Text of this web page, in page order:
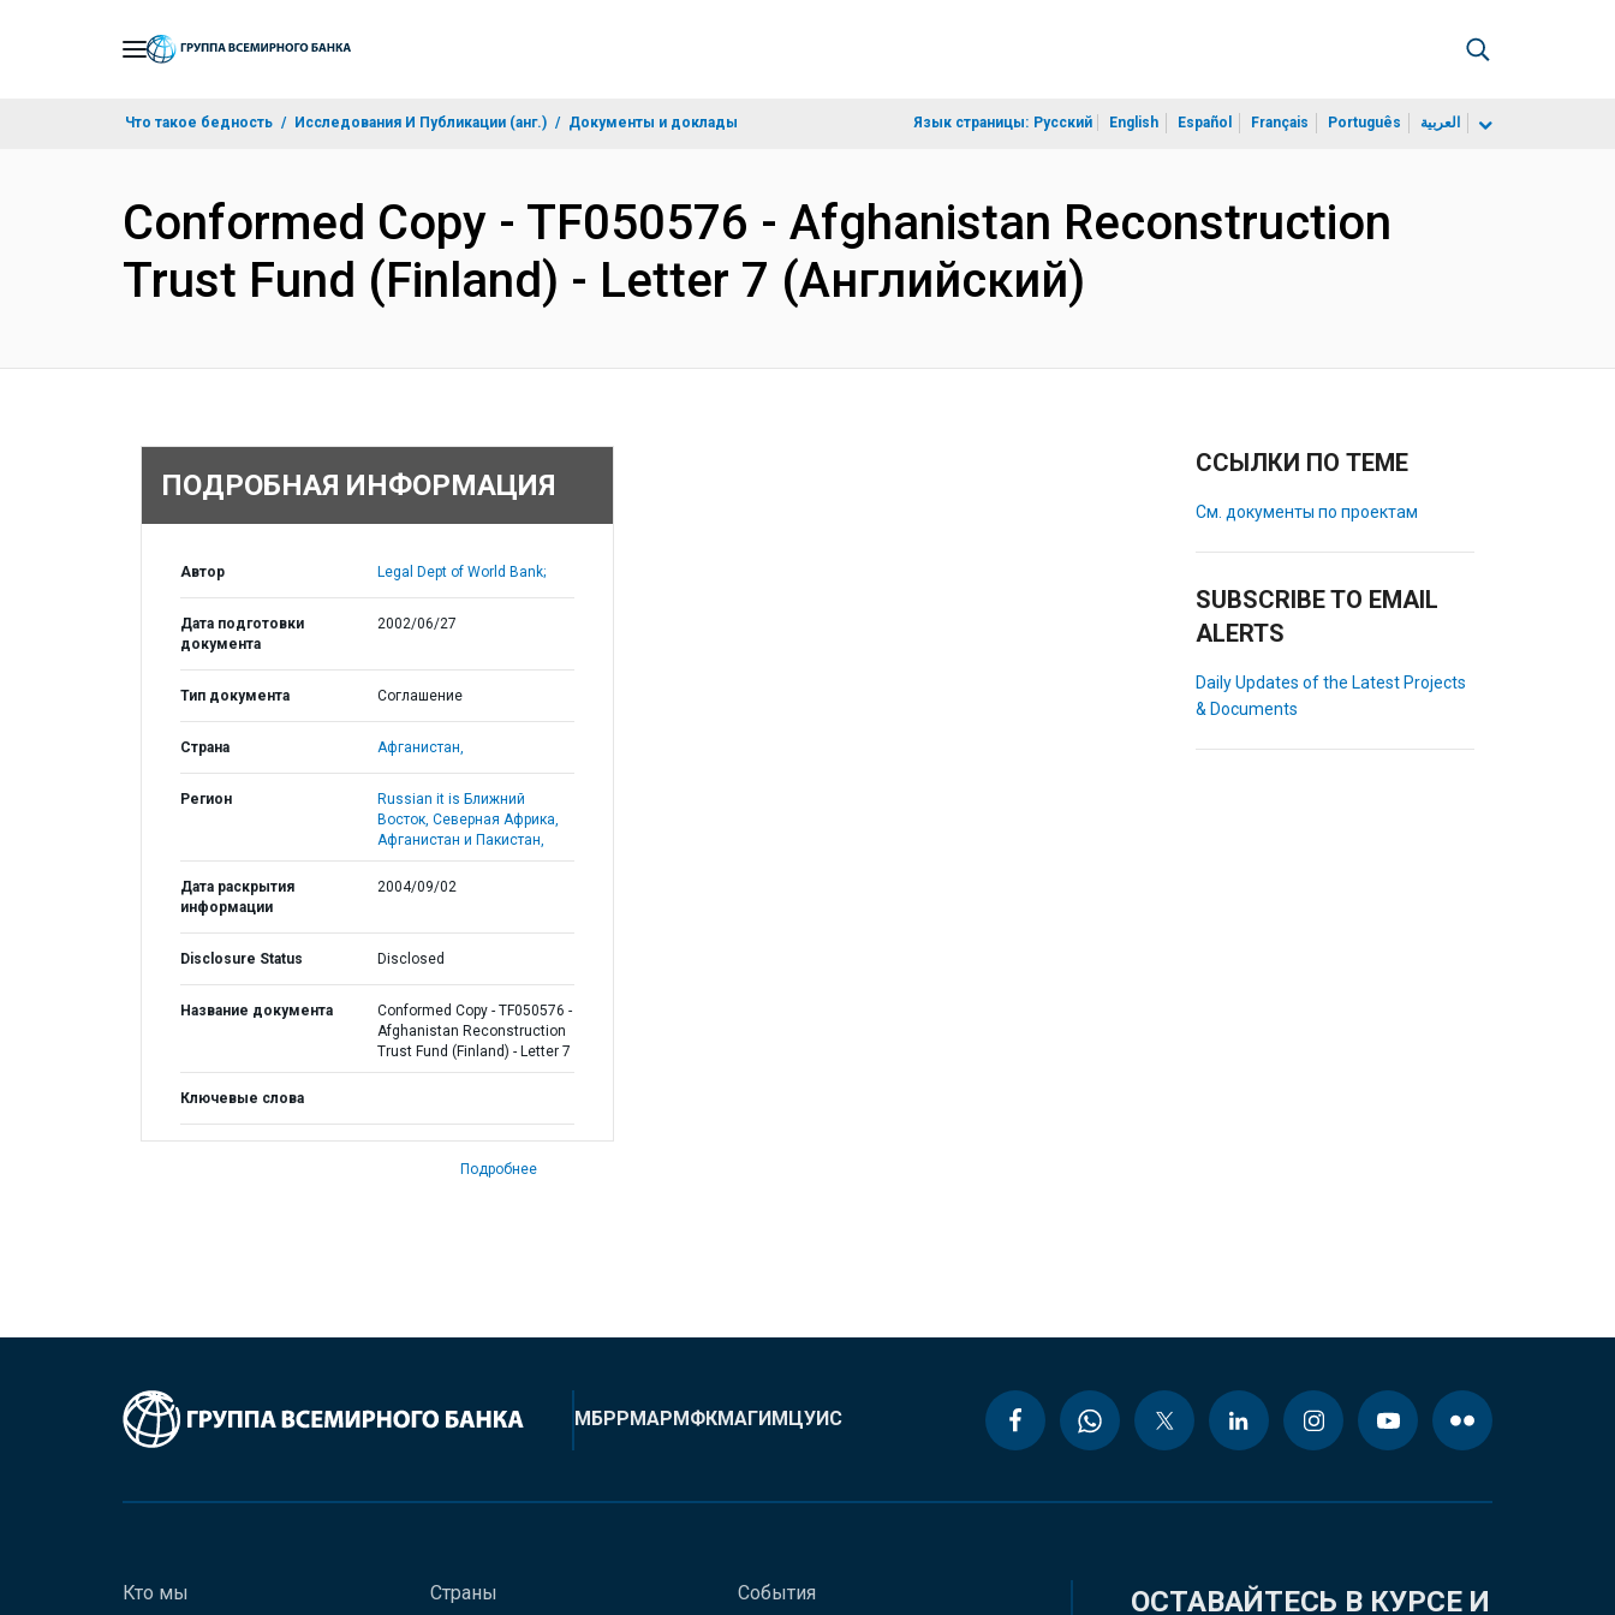
Что такое бедность Исследования И Публикации (анг.) Документы и доклады Язык страницы: Русский English Español Français Português العربية
Conformed Copy - TF050576 - Afghanistan Reconstruction
Trust Fund (Finland) - Letter 7 (Английский)
ПОДРОБНАЯ ИНФОРМАЦИЯ
Автор Legal Dept of World Bank;
Дата подготовки
документа
2002/06/27
Тип документа Соглашение
Страна Афганистан,
Регион
Russian it is Ближний
Восток, Северная Африка,
Афганистан и Пакистан,
Дата раскрытия
информации
2004/09/02
Disclosure Status Disclosed
Название документа
Conformed Copy - TF050576 -
Afghanistan Reconstruction
Trust Fund (Finland) - Letter 7
Ключевые слова
Подробнее
ССЫЛКИ ПО ТЕМЕ
См. документы по проектам
SUBSCRIBE TO EMAIL
ALERTS
Daily Updates of the Latest Projects
& Documents
МБРРМАРМФКМАГИМЦУИС
Кто мы Страны События ОСТАВАЙТЕСЬ В КУРСЕ И